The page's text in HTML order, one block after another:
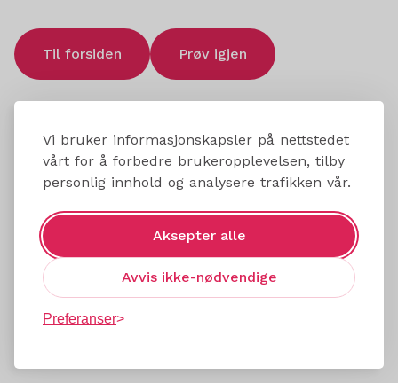
Vi bruker informasjonskapsler på nettstedet
vårt for å forbedre brukeropplevelsen, tilby
personlig innhold og analysere trafikken vår.
Aksepter alle
Avvis ikke-nødvendige
Preferanser
Til forsiden Prøv igjen